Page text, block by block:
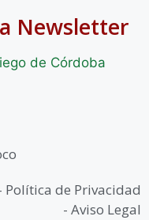
Newsletter
Política de Privacidad
- Aviso Legal